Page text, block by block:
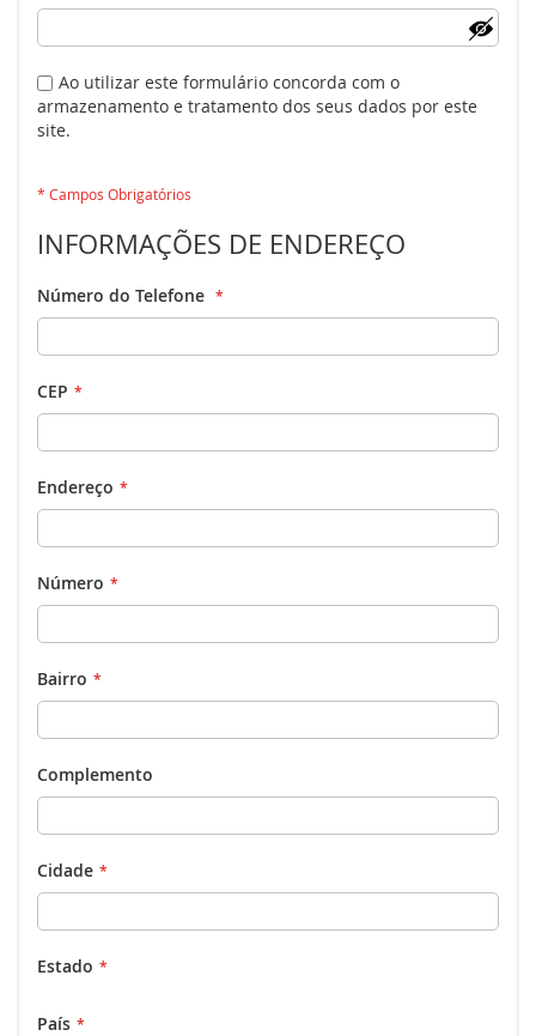
Ao utilizar este formulário concorda com o
armazenamento e tratamento dos seus dados por este
site.
INFORMAÇÕES DE ENDEREÇO
Número do Telefone
CEP
Endereço
Número
Bairro
Complemento
Cidade
Estado
País